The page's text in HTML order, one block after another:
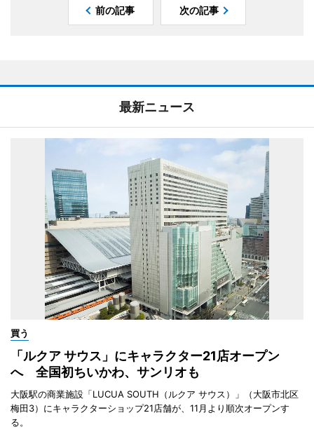
前の記事 次の記事
最新ニュース
買う
「ルクア サウス」にキャラクター21店オープン
へ 全国初ちいかわ、サンリオも
大阪駅の商業施設「LUCUA SOUTH（ルクア サウス）」（大阪市北区
梅田3）にキャラクターショップ21店舗が、11月より順次オープンす
る。